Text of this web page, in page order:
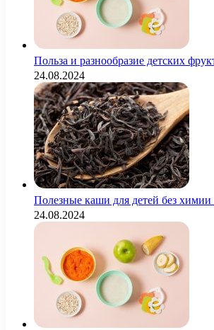
Польза и разнообразие детских
24.08.2024
Полезные каши для детей без химии
24.08.2024